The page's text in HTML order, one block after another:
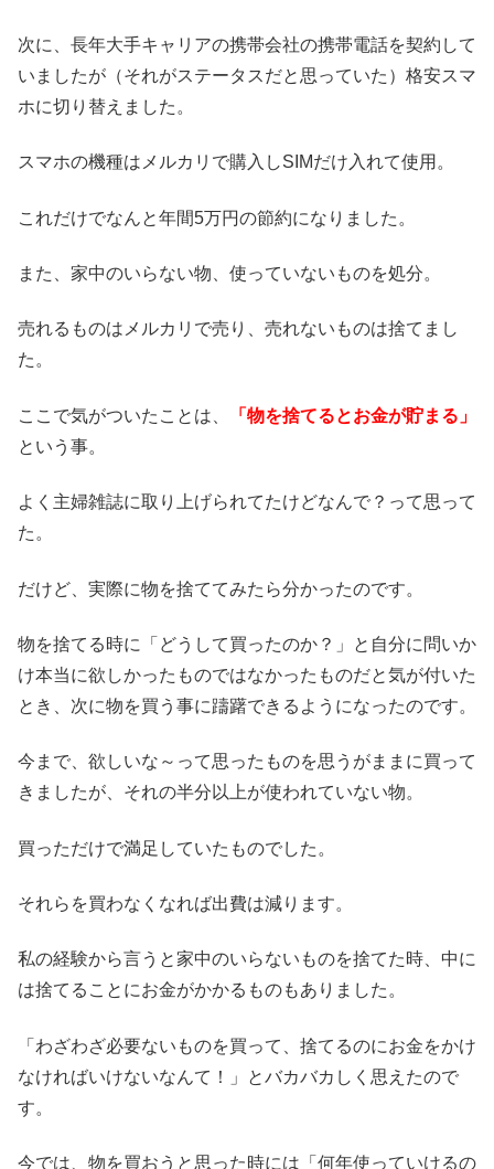
次に、長年大手キャリアの携帯会社の携帯電話を契約して
いましたが（それがステータスだと思っていた）格安スマ
ホに切り替えました。
スマホの機種はメルカリで購入しSIMだけ入れて使用。
これだけでなんと年間5万円の節約になりました。
また、家中のいらない物、使っていないものを処分。
売れるものはメルカリで売り、売れないものは捨てまし
た。
ここで気がついたことは、
「物を捨てるとお金が貯まる」
という事。
よく主婦雑誌に取り上げられてたけどなんで？って思って
た。
だけど、実際に物を捨ててみたら分かったのです。
物を捨てる時に「どうして買ったのか？」と自分に問いか
け本当に欲しかったものではなかったものだと気が付いた
とき、次に物を買う事に躊躇できるようになったのです。
今まで、欲しいな～って思ったものを思うがままに買って
きましたが、それの半分以上が使われていない物。
買っただけで満足していたものでした。
それらを買わなくなれば出費は減ります。
私の経験から言うと家中のいらないものを捨てた時、中に
は捨てることにお金がかかるものもありました。
「わざわざ必要ないものを買って、捨てるのにお金をかけ
なければいけないなんて！」とバカバカしく思えたので
す。
今では、物を買おうと思った時には「何年使っていけるの